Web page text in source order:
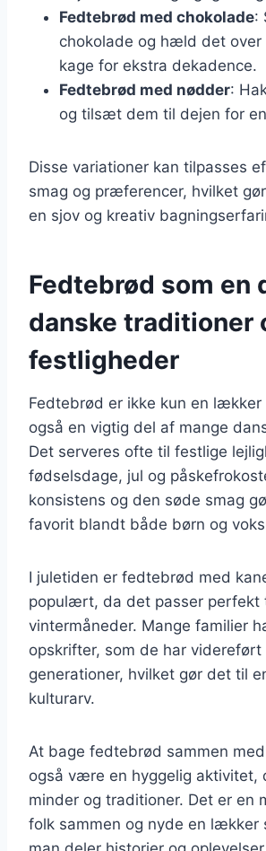
Fedtebrød med chokolade:
chokolade og hæld det over
kage for ekstra dekadence.
Fedtebrød med nødder:
og tilsæt dem til dejen for
Disse variationer kan tilpasses
smag og præferencer, hvilket
en sjov og kreativ
Fedtebrød som en
danske traditioner
festligheder
Fedtebrød er ikke kun en lækker
også en vigtig del af mange
Det serveres ofte til festlige
fødselsdage, jul og
konsistens og den søde smag
favorit blandt både børn og
I juletiden er fedtebrød med
populært, da det passer perfekt
vintermåneder. Mange familier
opskrifter, som de har videreført
generationer, hvilket gør det til
kulturarv.
At bage fedtebrød sammen
også være en hyggelig aktivitet,
minder og traditioner. Det er en
folk sammen og nyde en lækker